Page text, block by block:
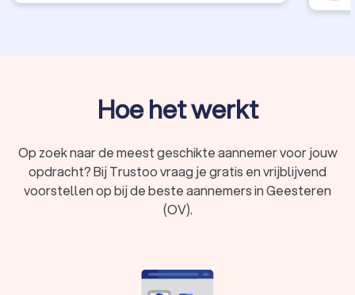
Hoe het werkt
Op zoek naar de meest geschikte aannemer voor jouw
opdracht? Bij Trustoo vraag je gratis en vrijblijvend
voorstellen op bij de beste aannemers in Geesteren
(OV).